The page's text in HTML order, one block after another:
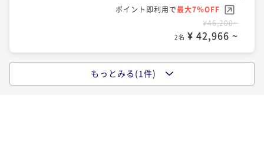
ポイント即利用で最大7％OFF
¥46,200~
2名 ¥ 42,966 ~
＜夏たび＞地元・奥三河の極上希少牛を味わう◆鳳来
もっとみる(1件)